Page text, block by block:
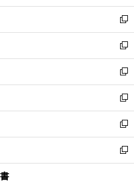
開
く
ウ
で
開
く
ン
ド
ウ
で
開
く
新
し
い
ウ
ィ
ン
ド
ウ
で
開
く
新
し
い
ウ
ィ
ン
ド
ウ
で
開
新
し
い
ウ
ィ
ン
ド
ウ
新
し
い
ウ
ィ
ン
新
し
い
ウ
新
し